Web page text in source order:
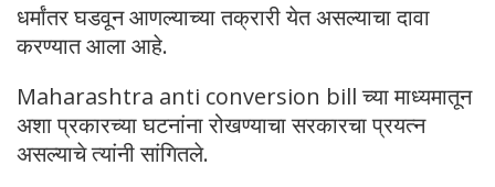
धर्मांतर घडवून आणल्याच्या तक्रारी येत असल्याचा दावा
करण्यात आला आहे.
Maharashtra anti conversion bill च्या माध्यमातून
अशा प्रकारच्या घटनांना रोखण्याचा सरकारचा प्रयत्न
असल्याचे त्यांनी सांगितले.